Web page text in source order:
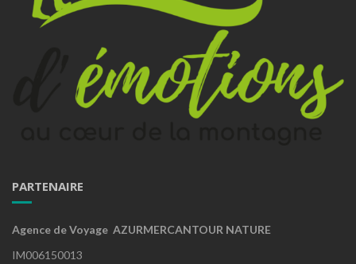
PARTENAIRE
Agence de Voyage AZURMERCANTOUR NATURE
IM006150013